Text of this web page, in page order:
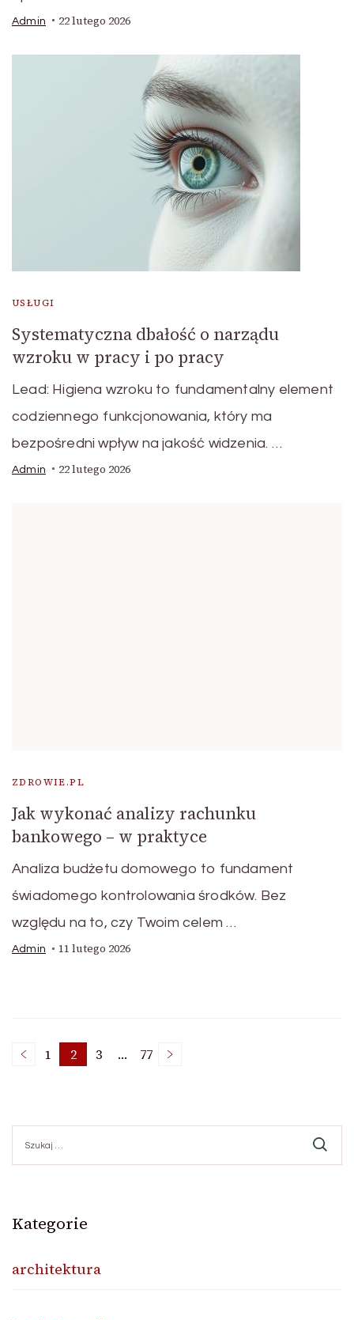
Admin 22 lutego 2026
USŁUGI
Systematyczna dbałość o narządu
wzroku w pracy i po pracy
Lead: Higiena wzroku to fundamentalny element
codziennego funkcjonowania, który ma
bezpośredni wpływ na jakość widzenia. …
Admin 22 lutego 2026
ZDROWIE.PL
Jak wykonać analizy rachunku
bankowego – w praktyce
Analiza budżetu domowego to fundament
świadomego kontrolowania środków. Bez
względu na to, czy Twoim celem …
Admin 11 lutego 2026
Stronicowanie
wpisów
Strona
1 Strona
2 Strona
3 … Strona
77
Kategorie
architektura